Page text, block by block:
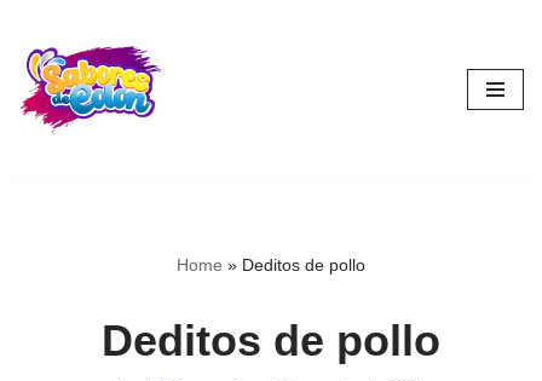
Skip
to
content
Home » Deditos de pollo
Deditos de pollo